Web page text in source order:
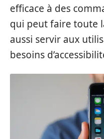
efficace à des
qui peut faire toute
aussi servir aux
besoins